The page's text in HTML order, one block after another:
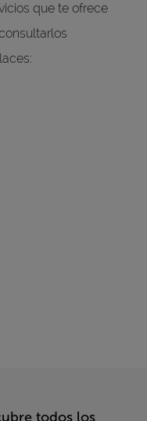
que te ofrece
todos los